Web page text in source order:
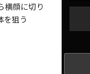
横顔に切り
を狙う